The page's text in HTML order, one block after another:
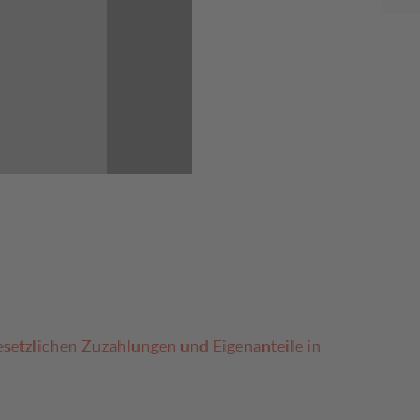
Zuzahlungen und Eigenanteile in